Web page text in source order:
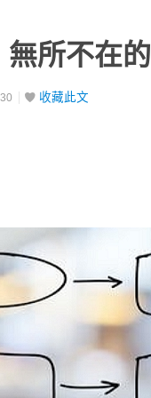
所不在
收藏此文